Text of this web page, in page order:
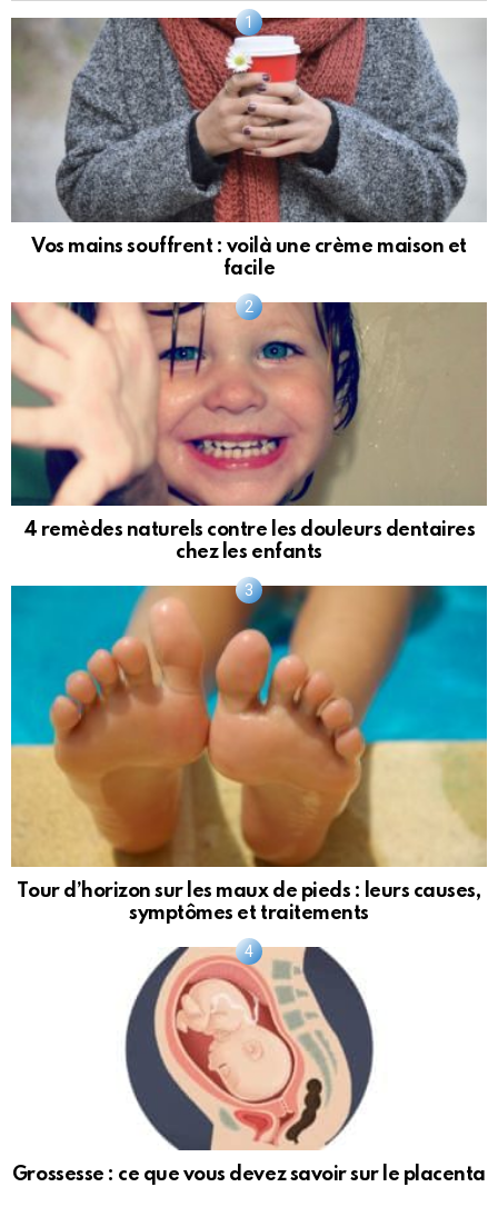
Vos mains souffrent : voilà une crème maison et
facile
4 remèdes naturels contre les douleurs dentaires
chez les enfants
Tour d’horizon sur les maux de pieds : leurs causes,
symptômes et traitements
Grossesse : ce que vous devez savoir sur le placenta